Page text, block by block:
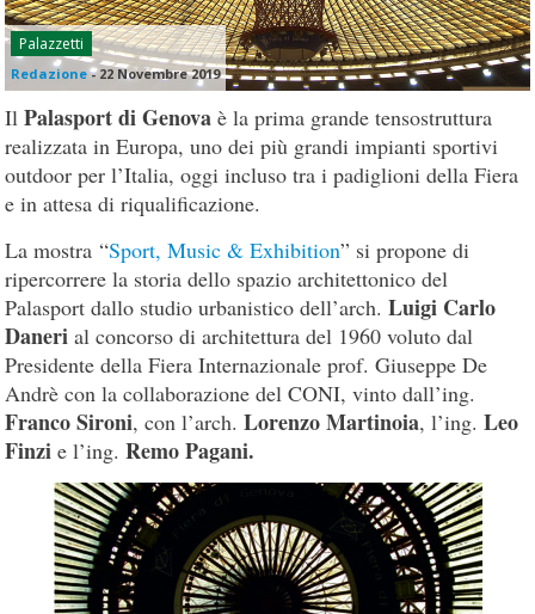
Palazzetti
Redazione-22 Novembre 2019
IlPalasport di Genova è la prima grande tensostruttura
realizzata in Europa, uno dei più grandi impianti sportivi
outdoor per l’Italia, oggi incluso tra i padiglioni della Fiera
e in attesa di riqualificazione.
La mostra “Sport, Music & Exhibition” si propone di
ripercorrere la storia dello spazio architettonico del
Palasport dallo studio urbanistico dell’arch.Luigi Carlo
Daneri al concorso di architettura del 1960 voluto dal
Presidente della Fiera Internazionale prof. Giuseppe De
Andrè con la collaborazione del CONI, vinto dall’ing.
Franco Sironi, con l’arch.Lorenzo Martinoia, l’ing.Leo
Finzi e l’ing.Remo Pagani.